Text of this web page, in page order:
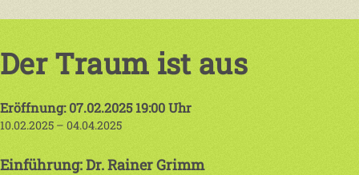
Der Traum ist aus
Eröffnung: 07.02.2025 19:00 Uhr
10.02.2025 – 04.04.2025
Einführung: Dr. Rainer Grimm